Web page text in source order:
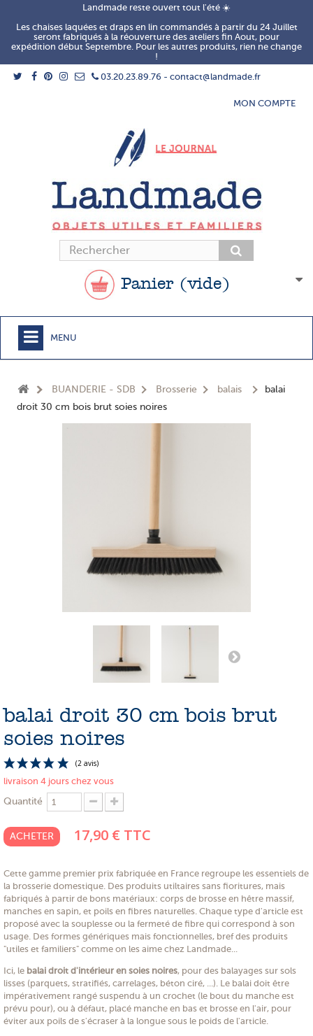
Landmade reste ouvert tout l'été ☀️
Les chaises laquées et draps en lin commandés à partir du 24 Juillet
seront fabriqués à la réouverture des ateliers fin Aout, pour
expédition début Septembre. Pour les autres produits, rien ne change
!
03.20.23.89.76 - contact@landmade.fr
MON COMPTE
Panier (vide)
MENU
A PROPOS
LE SHOWROOM
BUANDERIE - SDB Brosserie balais
balai
droit 30 cm bois brut soies noires
balai droit 30 cm bois brut
soies noires
(2 avis)
livraison 4 jours chez vous
Quantité
ACHETER 17,90 € TTC
Cette gamme premier prix fabriquée en France regroupe les essentiels de
la brosserie domestique. Des produits utiltaires sans fioritures, mais
fabriqués à partir de bons matériaux: corps de brosse en hêtre massif,
manches en sapin, et poils en fibres naturelles. Chaque type d'article est
proposé avec la souplesse ou la fermeté de fibre qui correspond à son
usage. Des formes génériques mais fonctionnelles, bref des produits
"utiles et familiers" comme on les aime chez Landmade...
Ici, le balai droit d'intérieur en soies noires, pour des balayages sur sols
lisses (parquets, stratifiés, carrelages, béton ciré, ...). Le balai doit être
impérativement rangé suspendu à un crochet (le bout du manche est
prévu pour), ou à défaut, placé manche en bas et brosse en l'air, pour
éviter aux poils de s'écraser à la longue sous le poids de l'article.